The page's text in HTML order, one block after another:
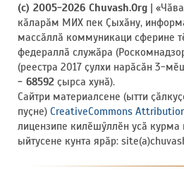
(c) 2005-2026 Chuvash.Org |
кӑларӑм МИХ пек Ҫыхӑну,
массӑллӑ коммуникаци сферине
федераллӑ служӑра
(реестра 2017 ҫулхи нарӑсӑн 3-
- 68592 ҫырса хунӑ).
Сайтри материалсене (ытти
пуҫне) CreativeCommons
лицензипе килӗшӳллӗн усӑ курма
ыйтусене кунта ярӑр: